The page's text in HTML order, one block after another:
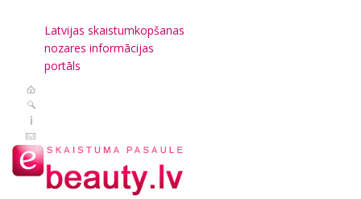
Latvijas skaistumkopšanas
nozares informācijas
portāls